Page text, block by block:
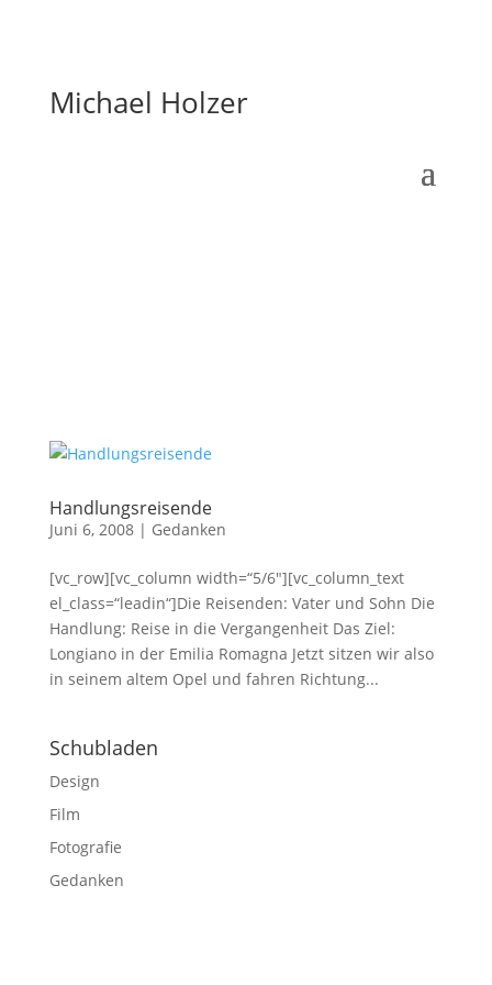
Michael Holzer
Handlungsreisende
Juni 6, 2008| Gedanken
[vc_row][vc_column width=“5/6″][vc_column_text
el_class=“leadin“]Die Reisenden: Vater und Sohn Die
Handlung: Reise in die Vergangenheit Das Ziel:
Longiano in der Emilia Romagna Jetzt sitzen wir also
in seinem altem Opel und fahren Richtung...
Schubladen
Design
Film
Fotografie
Gedanken